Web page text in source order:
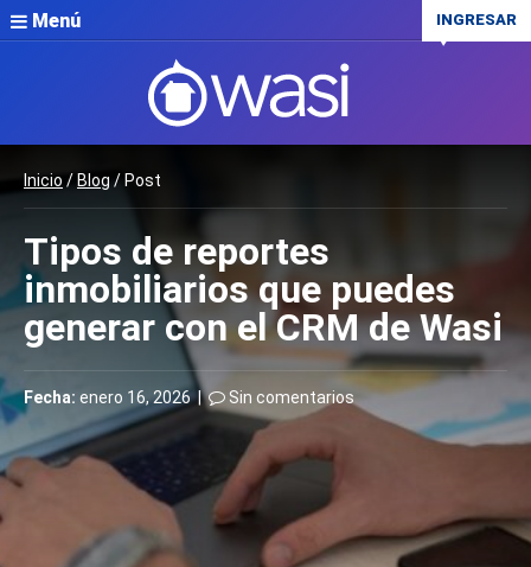
Menú INGRESAR
Inicio / Blog/ Post
Tipos de reportes
inmobiliarios que puedes
generar con el CRM de Wasi
Fecha: enero 16, 2026 | Sin comentarios